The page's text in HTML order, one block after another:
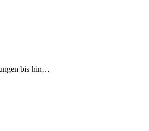
bis hin…